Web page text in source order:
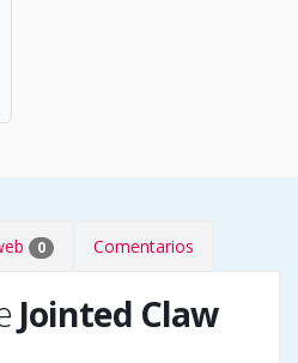
0 Comentarios
Jointed Claw